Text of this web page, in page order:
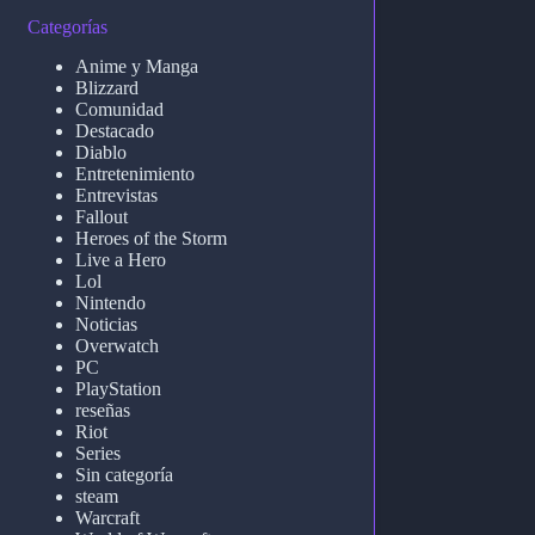
Categorías
Anime y Manga
Blizzard
Comunidad
Destacado
Diablo
Entretenimiento
Entrevistas
Fallout
Heroes of the Storm
Live a Hero
Lol
Nintendo
Noticias
Overwatch
PC
PlayStation
reseñas
Riot
Series
Sin categoría
steam
Warcraft